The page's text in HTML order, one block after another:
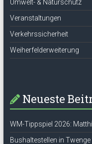
Umwelt- & Naturschutz
Veranstaltungen
Verkehrssicherheit
Weiherfelderweiterung
Neueste
WM-Tippspiel 2026:
Bushaltestellen in